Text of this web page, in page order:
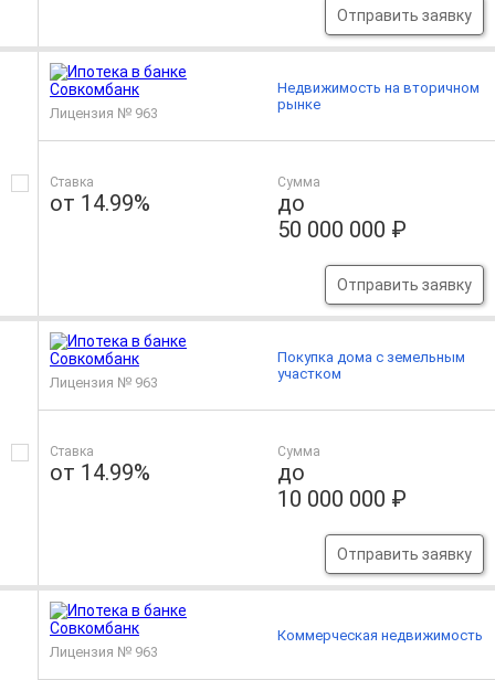
Отправить заявку
Лицензия № 963
Ставка
от 14.99%
Сумма
до
50 000 000 ₽
Отправить заявку
Недвижимость на вторичном
рынке
Лицензия № 963
Ставка
от 14.99%
Сумма
до
10 000 000 ₽
Отправить заявку
Покупка дома с земельным
участком
Лицензия № 963
Коммерческая недвижимость